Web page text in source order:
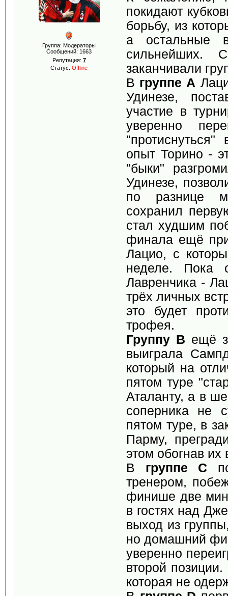
Группа: Модераторы
Сообщений: 1663
Репутация: 7
Статус: Offline
покидают
борьбу, из
а остальные
сильнейших.
заканчивали
В группе А
Удинезе,
участие в
уверенно
опыт Торино -
"быки"
Удинезе,
по разнице
сохранил
стал худшим
финала ещё
Лацио, с
неделе. Пока
Лавренчика -
трёх личных
это будет
трофея.
Группу В ещё
выиграла
который на
пятом туре
Аталанту, а в
соперника не
пятом туре, в
Парму,
этом обогнав их
В группе С
тренером,
финише две
в гостях над
выход из
но домашний
уверенно
второй
которая не